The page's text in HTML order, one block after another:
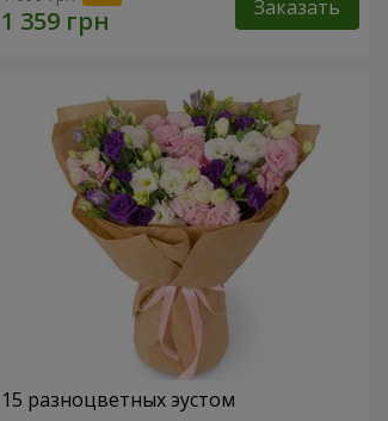
Заказать
15 разноцветных эустом